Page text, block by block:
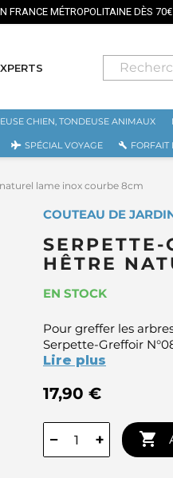
CHIEN, TONDEUSE ANIMAUX
SPÉCIAL VOYAGE FORFAIT
lame inox courbe 8cm
COUTEAU DE
HÊTRE
EN STOCK
Pour greffer les
Serpette-Greffoir
Lire plus
17,90 €
− + 